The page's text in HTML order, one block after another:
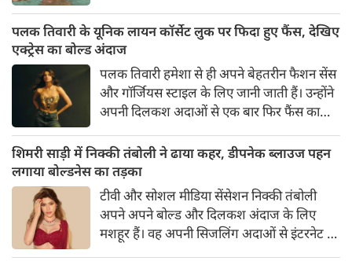
हैं। इस बार सनी लियोनी ने मालदीव वेकेशन से अपनी
कुछ बोल्ड तस्वीरें शेयर की है।
पलक तिवारी के यूनिक लायन कॉर्सेट लुक पर फिदा हुए फैंस, देखिए
एक्ट्रेस का बोल्ड अंदाज
पलक तिवारी हमेशा से ही अपने बेहतरीन फैशन सेंस
और गॉर्जियस स्टाइल के लिए जानी जाती हैं। उन्होंने
अपनी दिलकश अदाओं से एक बार फिर फैंस का
स्टाइलिश गोल्डन कॉर्सेट टॉप में अपनी कुछ तस्वीरें
शेयर की है।
शिमरी साड़ी में निक्की तंबोली ने ढाया कहर, डीपनेक ब्लाउज पहन
लगाया बोल्डनेस का तड़का
टीवी और सोशल मीडिया सेंसेशन निक्की तंबोली
अपने अपने बोल्ड और दिलकश अंदाज के लिए
मशहूर हैं। वह अपनी सिजलिंग अदाओं से इंटरनेट पर